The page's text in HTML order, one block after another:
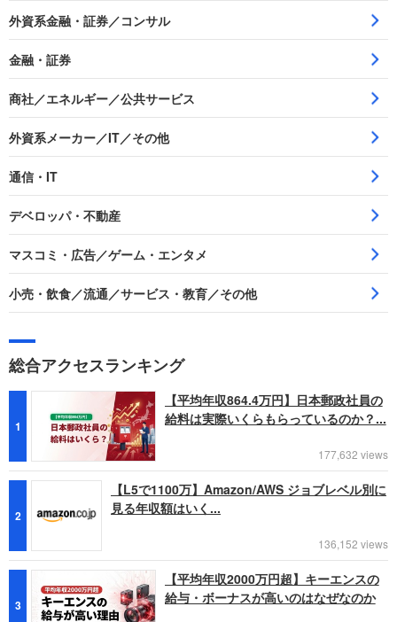
外資系金融・証券／コンサル
金融・証券
商社／エネルギー／公共サービス
外資系メーカー／IT／その他
通信・IT
デベロッパ・不動産
マスコミ・広告／ゲーム・エンタメ
小売・飲食／流通／サービス・教育／その他
総合アクセスランキング
1
【平均年収864.4万円】日本郵政社員の
給料は実際いくらもらっているのか？...
177,632 views
2
【L5で1100万】Amazon/AWS ジョブレベル別に
見る年収額はいく...
136,152 views
3
【平均年収2000万円超】キーエンスの
給与・ボーナスが高いのはなぜなのか